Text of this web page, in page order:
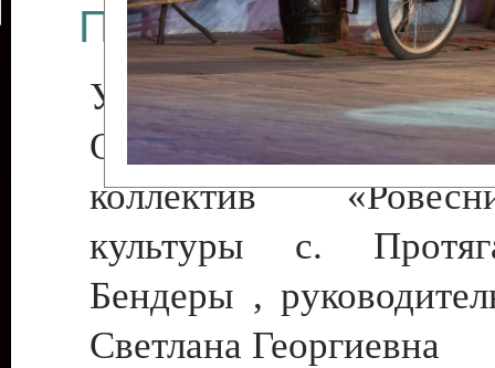
Приднестровского
Участники фестиваля:
Образцовый
коллектив
культуры с.
Бендеры ,
Светлана Георгиевна